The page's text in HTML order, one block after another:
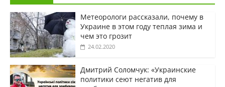
Метеорологи рассказали, почему в
Украине в этом году теплая зима и
чем это грозит
24.02.2020
Дмитрий Соломчук: «Украинские
политики сеют негатив для